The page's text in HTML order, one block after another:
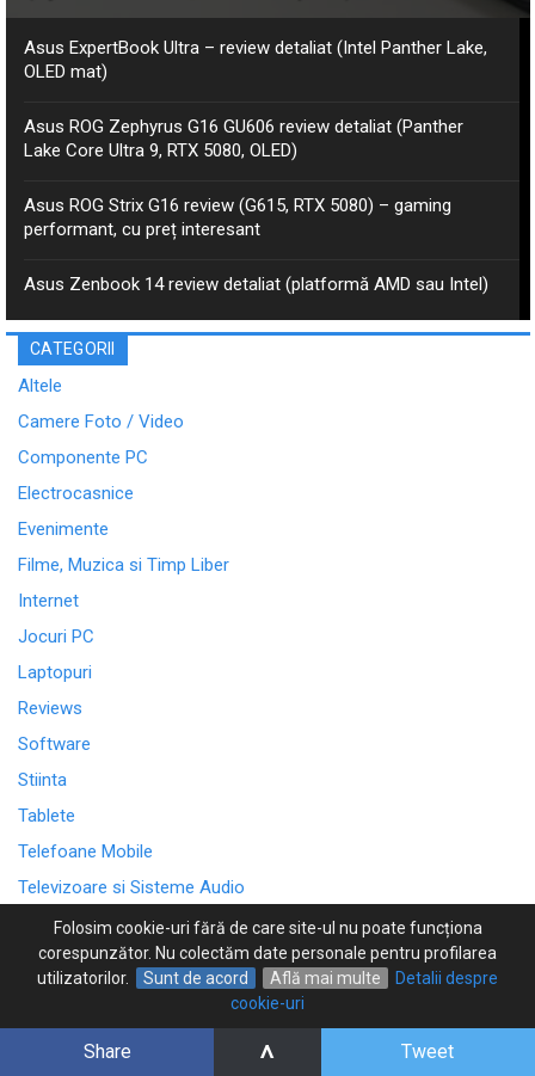
Share ^ Tweet
Asus ExpertBook Ultra – review detaliat (Intel Panther Lake,
OLED mat)
Asus ROG Zephyrus G16 GU606 review detaliat (Panther
Lake Core Ultra 9, RTX 5080, OLED)
Asus ROG Strix G16 review (G615, RTX 5080) – gaming
performant, cu preț interesant
Asus Zenbook 14 review detaliat (platformă AMD sau Intel)
CATEGORII
Altele
Camere Foto / Video
Componente PC
Electrocasnice
Evenimente
Filme, Muzica si Timp Liber
Internet
Jocuri PC
Laptopuri
Reviews
Software
Stiinta
Tablete
Telefoane Mobile
Televizoare si Sisteme Audio
ARTICOLE RECENTE
Asus ProArt PX13 GoPro – review detaliat (Ryzen AI Max+,
Asus ExpertBook Ultra – review detaliat (Intel Panther Lake,
Folosim cookie-uri fără de care site-ul nu poate funcționa
corespunzător. Nu colectăm date personale pentru profilarea
utilizatorilor.
Sunt de acord Află mai multe
Detalii despre
cookie-uri